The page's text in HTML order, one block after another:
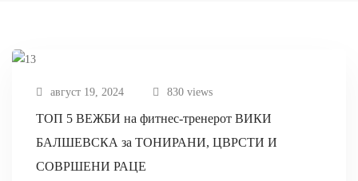
август 19, 2024 830 views
ТОП 5 ВЕЖБИ на фитнес-тренерот ВИКИ
БАЛШЕВСКА за ТОНИРАНИ, ЦВРСТИ И
СОВРШЕНИ РАЦЕ